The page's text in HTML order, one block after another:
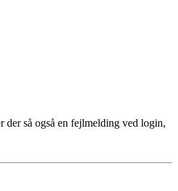
der så også en fejlmelding ved login,